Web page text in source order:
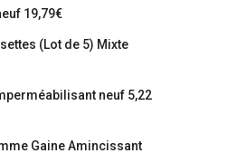
19,79€
(Lot de 5) Mixte
neuf 5,22
Gaine Amincissant